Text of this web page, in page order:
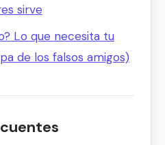
sirve
Lo que necesita tu
de los falsos amigos)